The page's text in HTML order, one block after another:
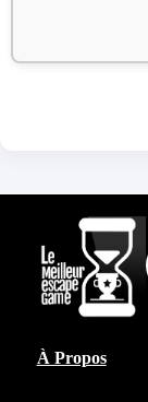
À Propos